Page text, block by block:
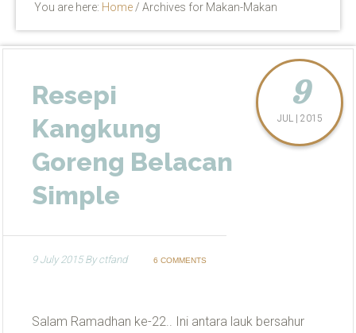
You are here: Home / Archives for Makan-Makan
Resepi
Kangkung
Goreng Belacan
Simple
9
JUL | 2015
9 July 2015Byctfand 6 COMMENTS
Salam Ramadhan ke-22.. Ini antara lauk bersahur